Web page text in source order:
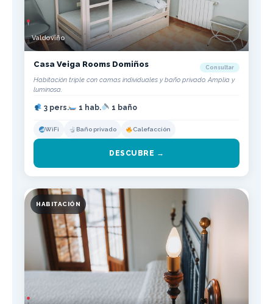
Valdoviño
Casa Veiga Rooms Domiños Consultar
Habitación triple con camas individuales y baño privado. Amplia y
luminosa.
3 pers. 1 hab. 1 baño
WiFi Baño privado Calefacción
DESCUBRE →
HABITACIÓN